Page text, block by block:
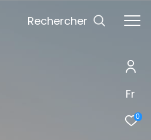
Fr
0
Rechercher